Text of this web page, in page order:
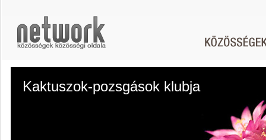
Kaktuszok-pozsgások klubja